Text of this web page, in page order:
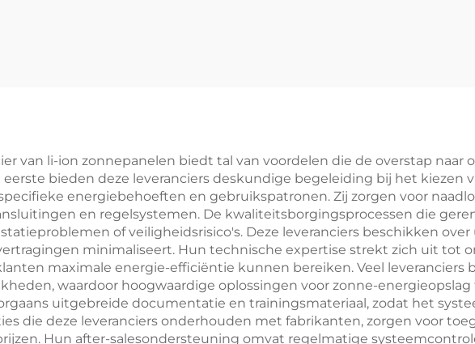
beheersing voor
microgrids
industriële
energieopslag
van li-ion zonnepanelen biedt tal van voordelen die de overstap naar
bieden deze leveranciers deskundige begeleiding bij het kiezen
energiebehoeften en gebruikspatronen. Zij zorgen voor
en regelsystemen. De kwaliteitsborgingsprocessen die
of veiligheidsrisico's. Deze leveranciers beschikken
minimaliseert. Hun technische expertise strekt zich uit tot
maximale energie-efficiëntie kunnen bereiken. Veel leveranciers
waardoor hoogwaardige oplossingen voor zonne-
uitgebreide documentatie en trainingsmateriaal, zodat het
die deze leveranciers onderhouden met fabrikanten, zorgen voor
Hun after-salesondersteuning omvat regelmatige